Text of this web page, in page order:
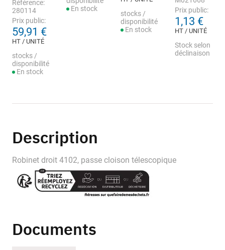
Référence:
280114
Prix public:
59,91 €
HT / UNITÉ
stocks /
disponibilité
En stock
En stock
stocks /
disponibilité
En stock
Prix public:
1,13 €
HT / UNITÉ
Stock selon
déclinaison
Description
Robinet droit 4102, passe cloison télescopique
Documents